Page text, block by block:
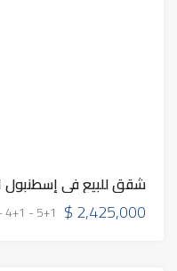
شقق للبيع في إسطنبول
$2,425,000
- 5+1